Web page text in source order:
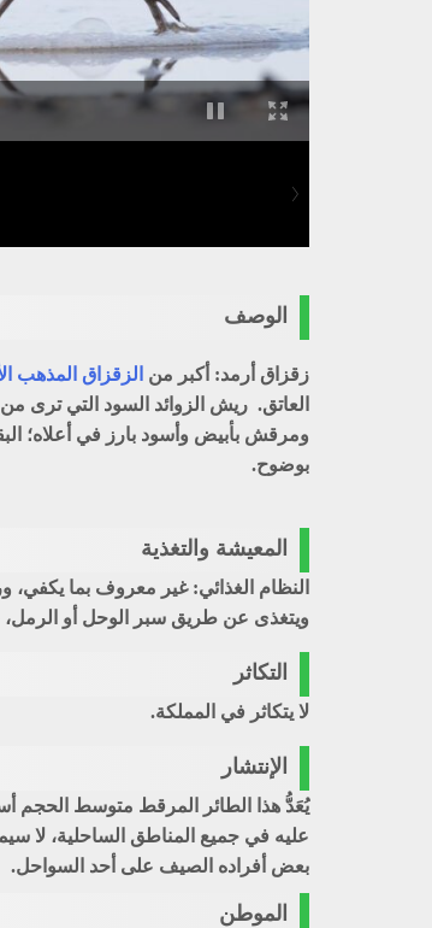
الوصف
زقزاق أرمد: أكبر من الزقزاق المذهب
العاتق. ريش الزوائد السود التي ترى
ومرقش بأبيض وأسود بارز في أعلاه؛
بوضوح.
المعيشة والتغذية
النظام الغذائي: غير معروف بما
ويتغذى عن طريق سبر الوحل أو الرمل،
التكاثر
لا يتكاثر في المملكة.
الإنتشار
يُعَدُّ هذا الطائر المرقط متوسط الحجم
عليه في جميع المناطق الساحلية، لا
بعض أفراده الصيف على أحد السواحل.
الموطن